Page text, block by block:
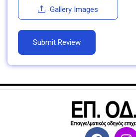
Gallery Images